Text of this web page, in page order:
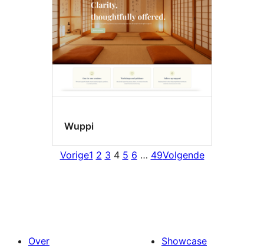
Wuppi
Vorige1 2 3 4 5 6 … 49Volgende
Over Showcase